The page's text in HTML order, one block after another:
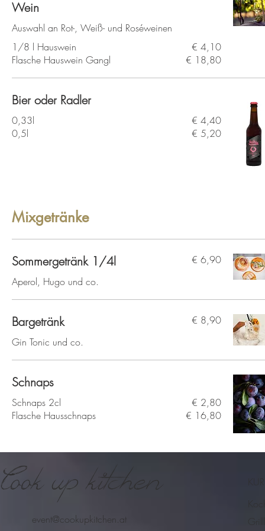
Wein
Auswahl an Rot-, Weiß- und Roséweinen
1/8 l Hauswein
€ 4,10
Flasche Hauswein Gangl
€ 18,80
Bier oder Radler
0,33l
€ 4,40
0,5l
€ 5,20
Mixgetränke
Sommergetränk 1/4l
Aperol, Hugo und co.
€ 6,90
Bargetränk
Gin Tonic und co.
€ 8,90
Schnaps
Schnaps 2cl
€ 2,80
Flasche Hausschnaps
€ 16,80
Cook up kitchen
event@cookupkitchen.at